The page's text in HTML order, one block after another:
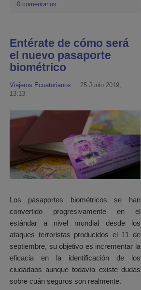
0 comentarios
Entérate de cómo será
el nuevo pasaporte
biométrico
Viajeros Ecuatorianos
25 Junio 2019,
13:13
Los pasaportes biométricos se han
convertido progresivamente en el
estándar a nivel mundial desde los
ataques terroristas producidos el 11 de
septiembre, su objetivo es incrementar la
eficacia en la identificación de los
ciudadaos aunque todavía existe dudas
sobre cuán seguros son realmente.